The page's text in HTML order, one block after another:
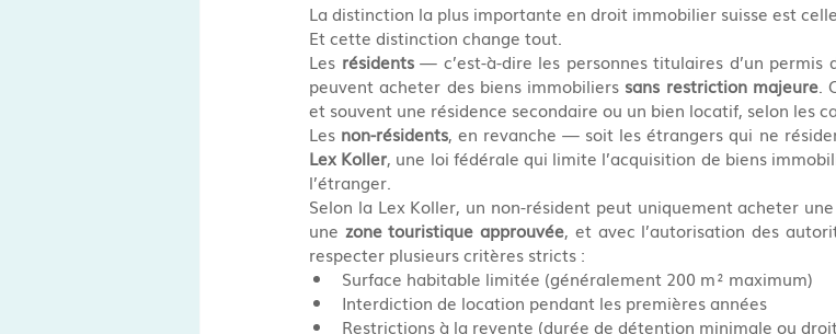
La distinction la plus importante en droit immobilier suisse est
Et cette distinction change tout.
Les résidents — c’est-à-dire les personnes titulaires d’un
peuvent acheter des biens immobiliers sans restriction majeure.
et souvent une résidence secondaire ou un bien locatif, selon les
Les non-résidents
Lex Koller, une loi fédérale qui limite l’acquisition de biens
l’étranger.
Selon la Lex Koller, un non-résident peut uniquement acheter une
une zone touristique approuvée, et avec l’autorisation des
respecter plusieurs critères stricts :
Surface habitable limitée (généralement 200 m² maximum)
Interdiction de location pendant les premières années
Restrictions à la revente (durée de détention minimale ou